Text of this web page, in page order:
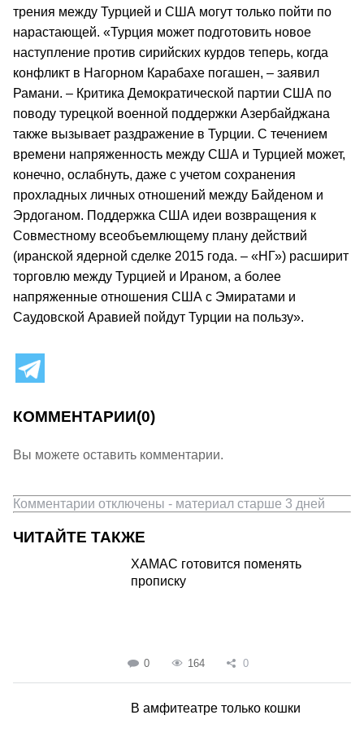
трения между Турцией и США могут только пойти по
нарастающей. «Турция может подготовить новое
наступление против сирийских курдов теперь, когда
конфликт в Нагорном Карабахе погашен, – заявил
Рамани. – Критика Демократической партии США по
поводу турецкой военной поддержки Азербайджана
также вызывает раздражение в Турции. С течением
времени напряженность между США и Турцией может,
конечно, ослабнуть, даже с учетом сохранения
прохладных личных отношений между Байденом и
Эрдоганом. Поддержка США идеи возвращения к
Совместному всеобъемлющему плану действий
(иранской ядерной сделке 2015 года. – «НГ») расширит
торговлю между Турцией и Ираном, а более
напряженные отношения США с Эмиратами и
Саудовской Аравией пойдут Турции на пользу».
КОММЕНТАРИИ(0)
Вы можете оставить комментарии.
Комментарии отключены - материал старше 3 дней
ЧИТАЙТЕ ТАКЖЕ
ХАМАС готовится поменять
прописку
0 164 0
В амфитеатре только кошки